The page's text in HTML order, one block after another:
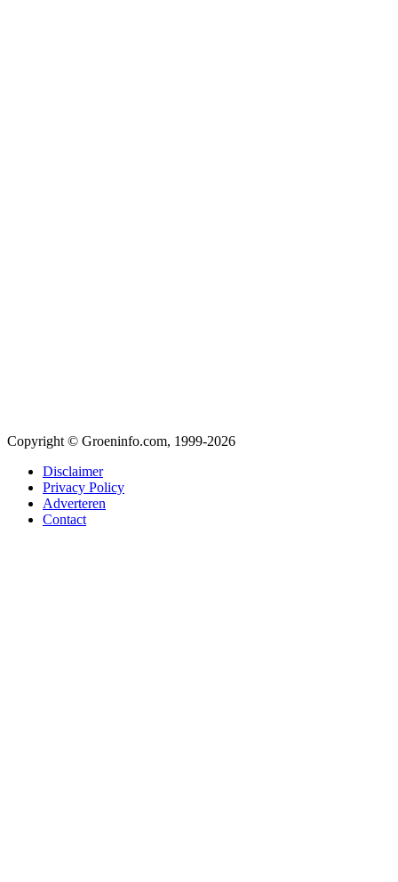
Copyright © Groeninfo.com, 1999-2026
Disclaimer
Privacy Policy
Adverteren
Contact